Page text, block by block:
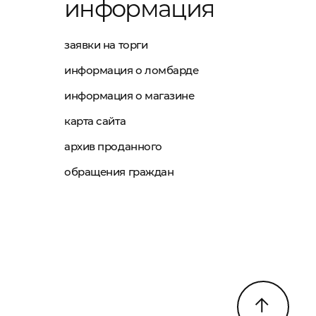
информация
заявки на торги
информация о ломбарде
информация о магазине
карта сайта
архив проданного
обращения граждан